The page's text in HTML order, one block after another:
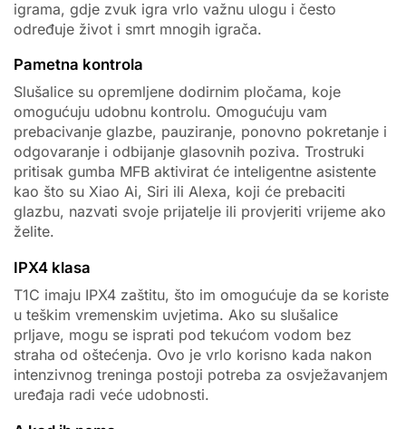
igrama, gdje zvuk igra vrlo važnu ulogu i često
određuje život i smrt mnogih igrača.
Pametna kontrola
Slušalice su opremljene dodirnim pločama, koje
omogućuju udobnu kontrolu. Omogućuju vam
prebacivanje glazbe, pauziranje, ponovno pokretanje i
odgovaranje i odbijanje glasovnih poziva. Trostruki
pritisak gumba MFB aktivirat će inteligentne asistente
kao što su Xiao Ai, Siri ili Alexa, koji će prebaciti
glazbu, nazvati svoje prijatelje ili provjeriti vrijeme ako
želite.
IPX4 klasa
T1C imaju IPX4 zaštitu, što im omogućuje da se koriste
u teškim vremenskim uvjetima. Ako su slušalice
prljave, mogu se isprati pod tekućom vodom bez
straha od oštećenja. Ovo je vrlo korisno kada nakon
intenzivnog treninga postoji potreba za osvježavanjem
uređaja radi veće udobnosti.